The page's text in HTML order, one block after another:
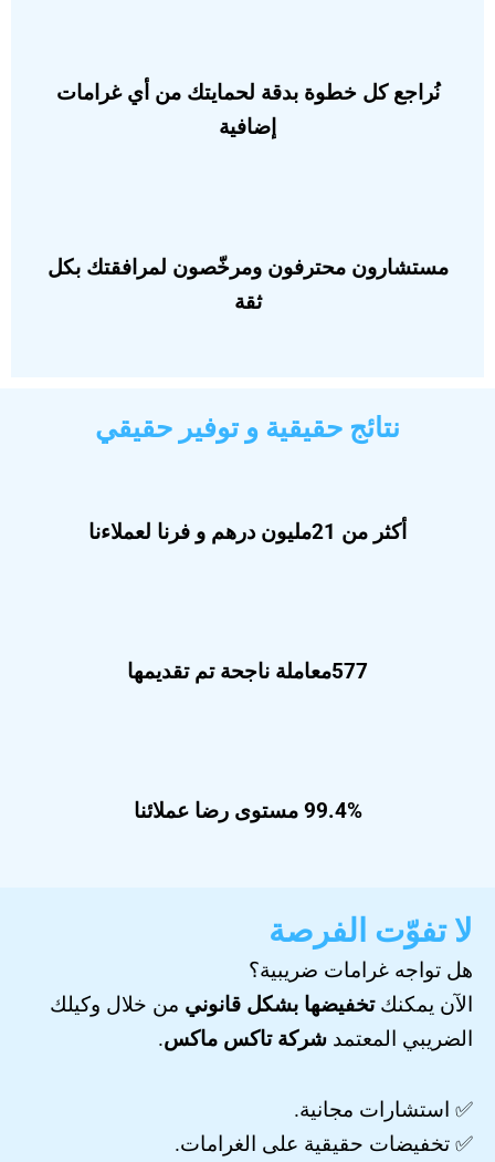
نُراجع كل خطوة بدقة لحمايتك من أي غرامات
إضافية
مستشارون محترفون ومرخّصون لمرافقتك بكل
ثقة
نتائج حقيقية و توفير حقيقي
أكثر من 21مليون درهم و فرنا لعملاءنا
577معاملة ناجحة تم تقديمها
99.4% مستوى رضا عملائنا
لا تفوّت الفرصة
هل تواجه غرامات ضريبية؟
الآن يمكنكتخفيضها بشكل قانوني من خلال وكيلك
الضريبي المعتمد شركة تاكس ماكس.
✅ استشارات مجانية.
✅ تخفيضات حقيقية على الغرامات.